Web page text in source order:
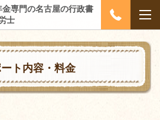
専門の名古屋の行政書
士
ト内容・料金